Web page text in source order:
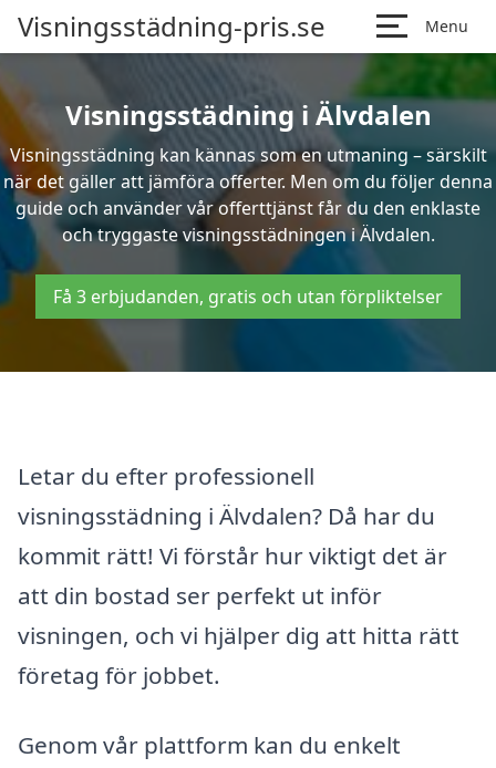
Visningsstädning-pris.se Menu
Visningsstädning i Älvdalen
Visningsstädning kan kännas som en utmaning – särskilt
när det gäller att jämföra offerter. Men om du följer denna
guide och använder vår offerttjänst får du den enklaste
och tryggaste visningsstädningen i Älvdalen.
Få 3 erbjudanden, gratis och utan förpliktelser
Letar du efter professionell
visningsstädning i Älvdalen? Då har du
kommit rätt! Vi förstår hur viktigt det är
att din bostad ser perfekt ut inför
visningen, och vi hjälper dig att hitta rätt
företag för jobbet.
Genom vår plattform kan du enkelt